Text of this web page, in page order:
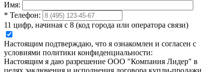
Имя:
* Телефон:
11 цифр, начиная с 8 (код города или оператора связи)
Настоящим подтверждаю, что я ознакомлен и согласен с
условиями политики конфиденциальности:
Настоящим я даю разрешение ООО "Компания Лидер" в